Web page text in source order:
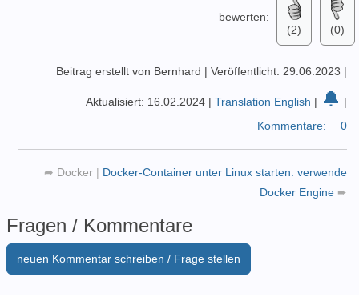
bewerten:
(2)
(0)
Beitrag erstellt von Bernhard | Veröffentlicht: 29.06.2023 |
Aktualisiert: 16.02.2024 | Translation English | 🔔 |
Kommentare:
0
➦ Docker | Docker-Container unter Linux starten: verwende
Docker Engine ➨
Fragen / Kommentare
neuen Kommentar schreiben / Frage stellen